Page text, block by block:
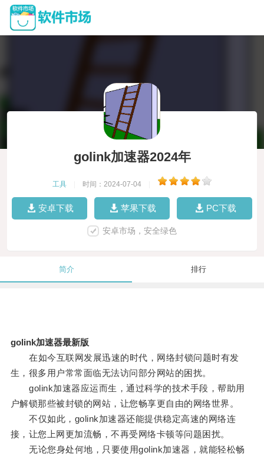
golink加速器2024年
工具 时间：2024-07-04
安卓下载 苹果下载 PC下载
安卓市场，安全绿色
简介 排行
golink加速器最新版
在如今互联网发展迅速的时代，网络封锁问题时有发
生，很多用户常常面临无法访问部分网站的困扰。
golink加速器应运而生，通过科学的技术手段，帮助用
户解锁那些被封锁的网站，让您畅享更自由的网络世界。
不仅如此，golink加速器还能提供稳定高速的网络连
接，让您上网更加流畅，不再受网络卡顿等问题困扰。
无论您身处何地，只要使用golink加速器，就能轻松畅